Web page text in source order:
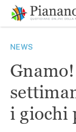
contenuto
NEWS
i giochi